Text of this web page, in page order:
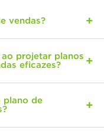
vendas?
projetar planos
eficazes?
plano de